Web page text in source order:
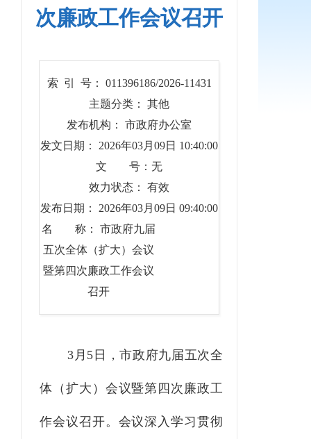
次廉政工作会议召开
索 引 号： 011396186/2026-11431
主题分类： 其他
发布机构： 市政府办公室
发文日期： 2026年03月09日 10:40:00
文 号：无
效力状态： 有效
发布日期： 2026年03月09日 09:40:00
名 称： 市政府九届
五次全体（扩大）会议
暨第四次廉政工作会议
召开
3月5日，市政府九届五次全
体（扩大）会议暨第四次廉政工
作会议召开。会议深入学习贯彻